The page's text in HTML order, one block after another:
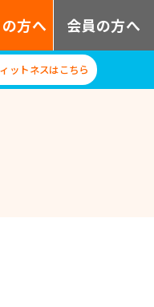
方へ 会員の方へ
ットネスはこちら